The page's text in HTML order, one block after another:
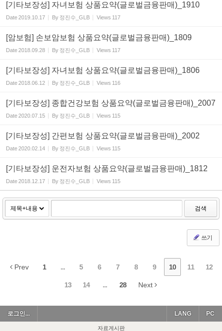
[기타보장성] 자녀보험 상품요약(글로벌금융판매)_1910
Date2019.10.17 By 정진수_GLB Views 117
[암보험] 손보암보험 상품요약(글로벌금융판매)_1809
Date2018.09.28 By 정진수_GLB Views 117
[기타보장성] 자녀보험 상품요약(글로벌금융판매)_1806
Date2018.06.12 By 정진수_GLB Views 116
[기타보장성] 종합건강보험 상품요약(글로벌금융판매)_2007
Date2020.07.15 By 정진수_GLB Views 115
[기타보장성] 간편보험 상품요약(글로벌금융판매)_2002
Date2020.02.14 By 정진수_GLB Views 115
[기타보장성] 운전자보험 상품요약(글로벌금융판매)_1812
Date2018.12.17 By 정진수_GLB Views 115
검색
쓰기
Prev 1 ... 5 6 7 8 9 10 11 12
13 14 ... 28 Next
로그인... PC
LANG
자료게시판